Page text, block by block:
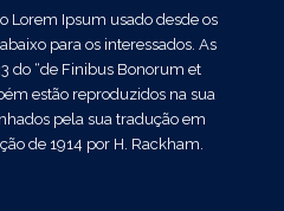
Lorem Ipsum usado desde os
para os interessados. As
do “de Finibus Bonorum et
estão reproduzidos na sua
pela sua tradução em
de 1914 por H. Rackham.